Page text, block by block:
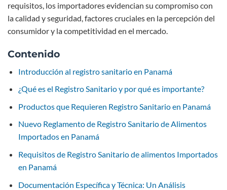
requisitos, los importadores evidencian su compromiso con
la calidad y seguridad, factores cruciales en la percepción del
consumidor y la competitividad en el mercado.
Contenido
Introducción al registro sanitario en Panamá
¿Qué es el Registro Sanitario y por qué es importante?
Productos que Requieren Registro Sanitario en Panamá
Nuevo Reglamento de Registro Sanitario de Alimentos
Importados en Panamá
Requisitos de Registro Sanitario de alimentos Importados
en Panamá
Documentación Específica y Técnica: Un Análisis